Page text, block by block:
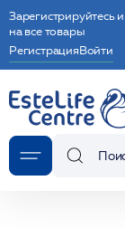
Зарегистрируйтесь
на все товары
РегистрацияВойти